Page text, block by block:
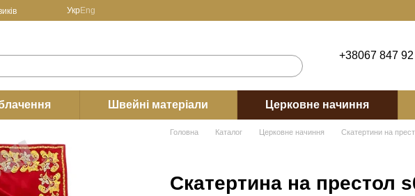
УкрEng
+38067 847
Швейні матеріали Церковне начиння
Головна Каталог Церковне начиння Скатертини на
Скатертина на престол